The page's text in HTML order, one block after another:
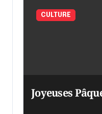
CULTURE
Joyeuses